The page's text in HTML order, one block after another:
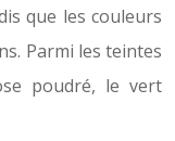
que les couleurs
Parmi les teintes
poudré, le vert